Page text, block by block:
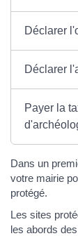
Déclarer
Déclarer
Payer la
Dans un
votre mairie
protégé.
Les sites
les abords